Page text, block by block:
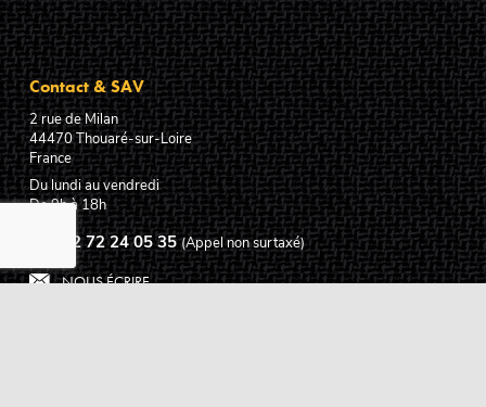
Contact & SAV
2 rue de Milan
44470Thouaré-sur-Loire
France
Du lundi au vendredi
De 9h à 18h
02 72 24 05 35 (Appel non surtaxé)
NOUS ÉCRIRE